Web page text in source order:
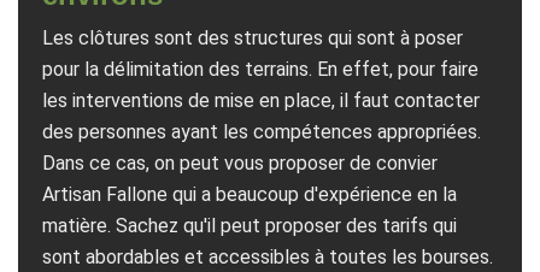
Les clôtures sont des structures qui sont à poser
pour la délimitation des terrains. En effet, pour faire
les interventions de mise en place, il faut contacter
des personnes ayant les compétences appropriées.
Dans ce cas, on peut vous proposer de convier
Artisan Fallone qui a beaucoup d'expérience en la
matière. Sachez qu'il peut proposer des tarifs qui
sont abordables et accessibles à toutes les bourses.